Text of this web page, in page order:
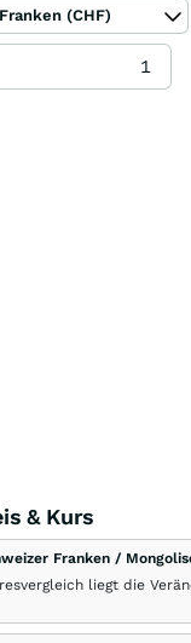
(CHF)
& Kurs
Franken /
liegt die